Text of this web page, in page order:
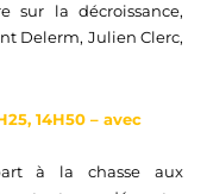
sur la décroissance,
Delerm, Julien Clerc,
14H50 – avec
à la chasse aux